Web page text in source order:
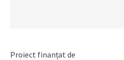
Proiect finanțat de